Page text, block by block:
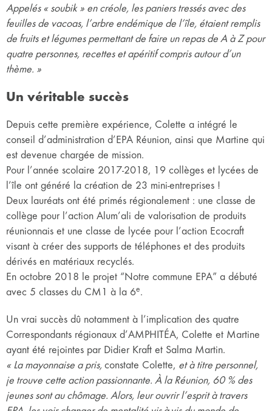
Appelés « soubik » en créole, les paniers tressés avec des
feuilles de vacoas, l’arbre endémique de l’île, étaient remplis
de fruits et légumes permettant de faire un repas de A à Z pour
quatre personnes, recettes et apéritif compris autour d’un
thème. »
Un véritable succès
Depuis cette première expérience, Colette a intégré le
conseil d’administration d’EPA Réunion, ainsi que Martine qui
est devenue chargée de mission.
Pour l’année scolaire 2017-2018, 19 collèges et lycées de
l’île ont généré la création de 23 mini-entreprises !
Deux lauréats ont été primés régionalement : une classe de
collège pour l’action Alum’ali de valorisation de produits
réunionnais et une classe de lycée pour l’action Ecocraft
visant à créer des supports de téléphones et des produits
dérivés en matériaux recyclés.
En octobre 2018 le projet “Notre commune EPA” a débuté
avec 5 classes du CM1 à la 6e.
Un vrai succès dû notamment à l’implication des quatre
Correspondants régionaux d’AMPHITÉA, Colette et Martine
ayant été rejointes par Didier Kraft et Salma Martin.
« La mayonnaise a pris, constate Colette, et à titre personnel,
je trouve cette action passionnante. À la Réunion, 60 % des
jeunes sont au chômage. Alors, leur ouvrir l’esprit à travers